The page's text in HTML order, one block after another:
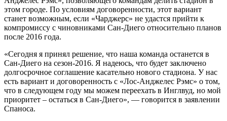
этом городе. По условиям договоренности, этот вариант
станет возможным, если «Чарджерс» не удастся прийти к
компромиссу с чиновниками Сан-Диего относительно планов
после 2016 года.
«Сегодня я принял решение, что наша команда останется в
Сан-Диего на сезон-2016. Я надеюсь, что будет заключено
долгосрочное соглашение касательно нового стадиона. У нас
есть вариант и договоренность с «Лос-Анджелес Рэмс» о том,
что в следующем году мы можем переехать в Инглвуд, но мой
приоритет – остаться в Сан-Диего», — говорится в заявлении
Спаноса.